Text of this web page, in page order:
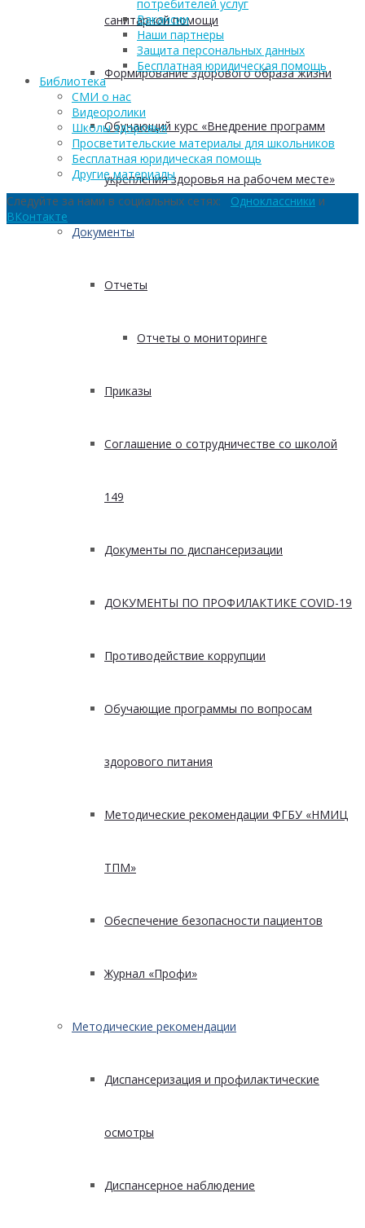
санитарной помощи
Формирование здорового образа жизни
Обучающий курс «Внедрение программ
укрепления здоровья на рабочем месте»
Документы
Отчеты
Отчеты о мониторинге
Приказы
Соглашение о сотрудничестве со школой
149
Документы по диспансеризации
ДОКУМЕНТЫ ПО ПРОФИЛАКТИКЕ COVID-19
Противодействие коррупции
Обучающие программы по вопросам
здорового питания
Методические рекомендации ФГБУ «НМИЦ
ТПМ»
Обеспечение безопасности пациентов
Журнал «Профи»
Методические рекомендации
Диспансеризация и профилактические
осмотры
Диспансерное наблюдение
потребителей услуг
Вакансии
Наши партнеры
Защита персональных данных
Бесплатная юридическая помощь
Библиотека
СМИ о нас
Видеоролики
Школы здоровья
Просветительские материалы для школьников
Бесплатная юридическая помощь
Другие материалы
Следуйте за нами в социальных сетях: Одноклассники и
ВКонтакте